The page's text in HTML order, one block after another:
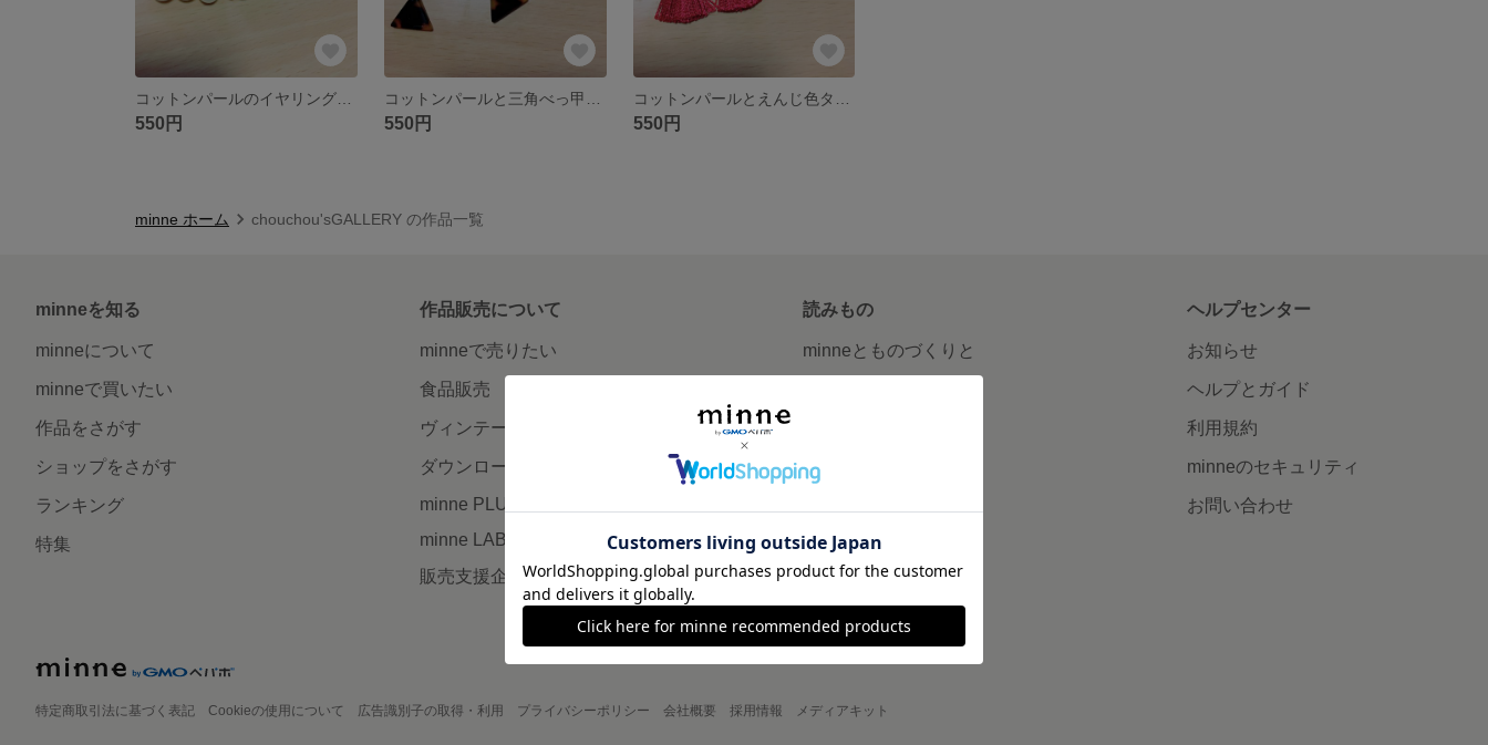
550円 550円 550円
minne ホーム chouchou'sGALLERY の作品一覧
minneを知る
minneについて
minneで買いたい
作品をさがす
ショップをさがす
ランキング
特集
作品販売について
minneで売りたい
食品販売
ヴィンテージ販売
ダウンロード販売
minne PLUS
minne LAB
販売支援企画・イベント
読みもの
minneとものづくりと
minneの本
広告出稿について
ヘルプセンター
お知らせ
ヘルプとガイド
利用規約
minneのセキュリティ
お問い合わせ
特定商取引法に基づく表記 Cookieの使用について 広告識別子の取得・利用 プライバシーポリシー 会社概要 採用情報 メディアキット